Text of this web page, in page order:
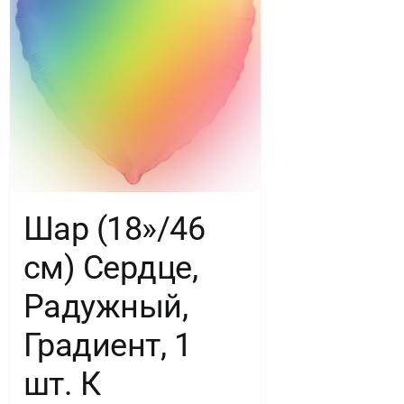
Шар (18»/46
см) Сердце,
Радужный,
Градиент, 1
шт. К